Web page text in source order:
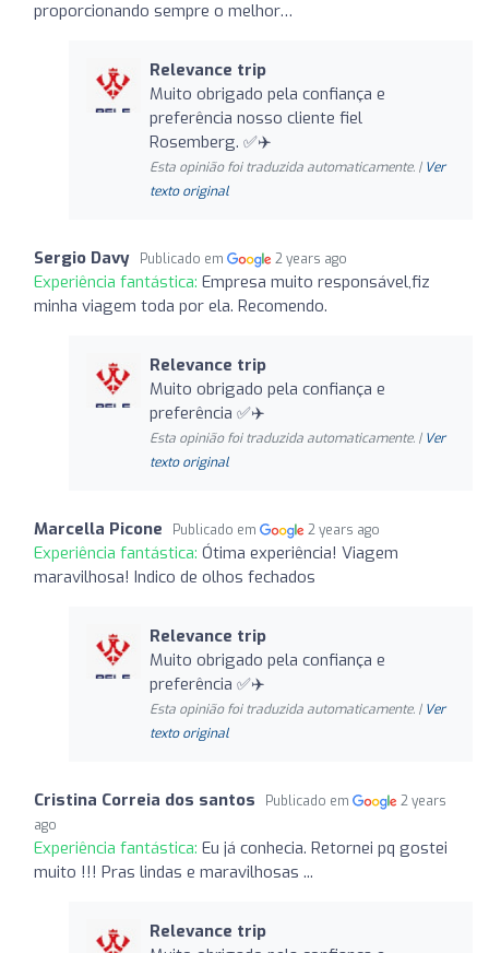
proporcionando sempre o melhor…
Relevance trip
Muito obrigado pela confiança e
preferência nosso cliente fiel
Rosemberg. ✅✈️
Esta opinião foi traduzida automaticamente. | Ver
texto original
Sergio Davy Publicado em 2 years ago
Experiência fantástica: Empresa muito responsável,fiz
minha viagem toda por ela. Recomendo.
Relevance trip
Muito obrigado pela confiança e
preferência ✅✈️
Esta opinião foi traduzida automaticamente. | Ver
texto original
Marcella Picone Publicado em 2 years ago
Experiência fantástica: Ótima experiência! Viagem
maravilhosa! Indico de olhos fechados
Relevance trip
Muito obrigado pela confiança e
preferência ✅✈️
Esta opinião foi traduzida automaticamente. | Ver
texto original
Cristina Correia dos santos Publicado em
2 years
ago
Experiência fantástica: Eu já conhecia. Retornei pq gostei
muito !!! Pras lindas e maravilhosas ...
Relevance trip